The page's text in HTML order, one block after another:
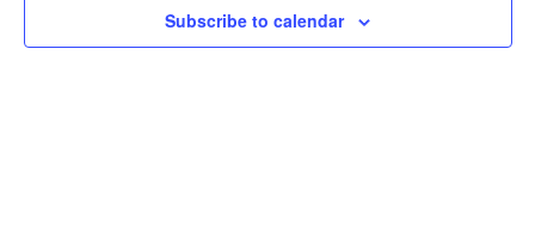
Subscribe to calendar